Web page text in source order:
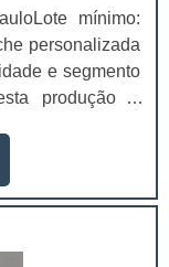
mínimo:
personalizada
e segmento
produção é
embalagem
para lanche
grandes redes